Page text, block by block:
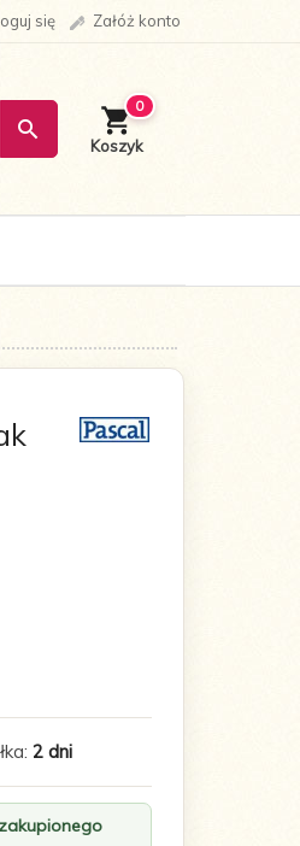
się Załóż konto
0
2 dni